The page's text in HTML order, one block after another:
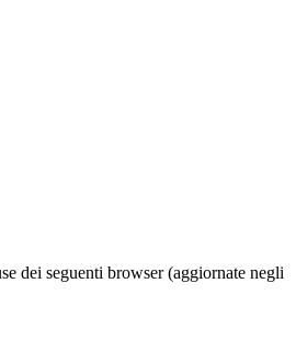
dei seguenti browser (aggiornate negli